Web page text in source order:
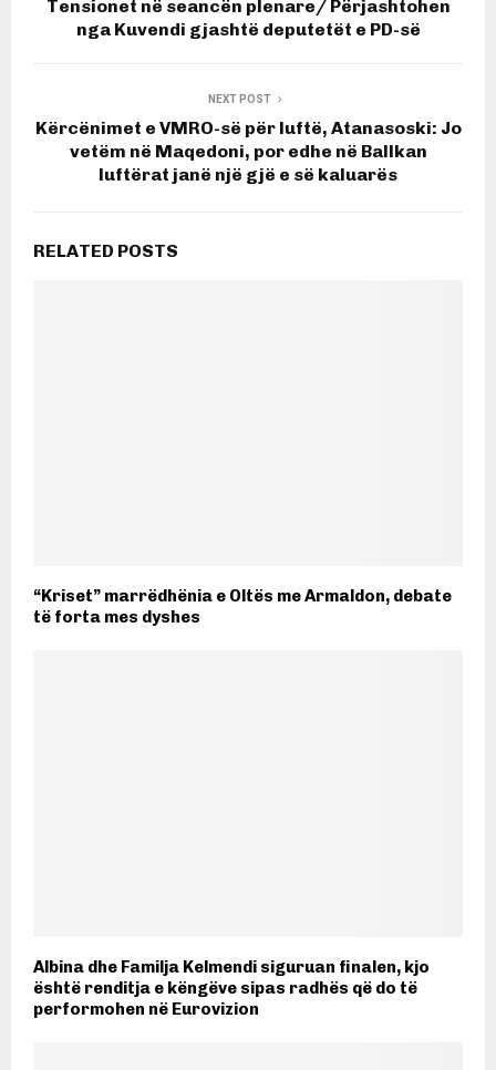
Tensionet në seancën plenare/ Përjashtohen
nga Kuvendi gjashtë deputetët e PD-së
NEXT POST
Kërcënimet e VMRO-së për luftë, Atanasoski: Jo
vetëm në Maqedoni, por edhe në Ballkan
luftërat janë një gjë e së kaluarës
RELATED POSTS
“Kriset” marrëdhënia e Oltës me Armaldon, debate
të forta mes dyshes
Albina dhe Familja Kelmendi siguruan finalen, kjo
është renditja e këngëve sipas radhës që do të
performohen në Eurovizion